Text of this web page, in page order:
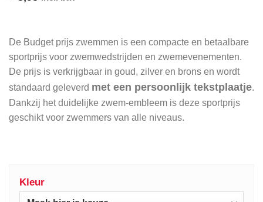
De Budget prijs zwemmen is een compacte en betaalbare
sportprijs voor zwemwedstrijden en zwemevenementen.
De prijs is verkrijgbaar in goud, zilver en brons en wordt
standaard geleverd met een persoonlijk tekstplaatje.
Dankzij het duidelijke zwem-embleem is deze sportprijs
geschikt voor zwemmers van alle niveaus.
Kleur